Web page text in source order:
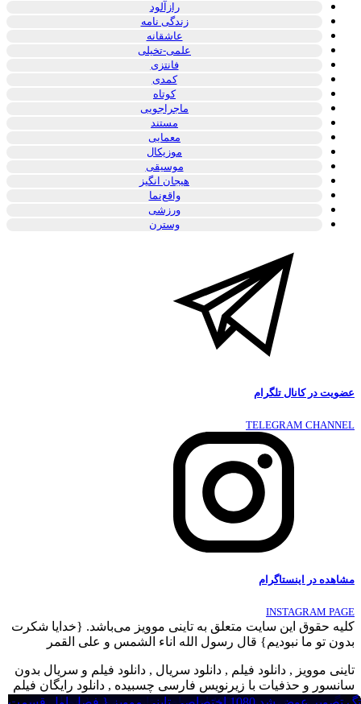
رازآلود
زندگی نامه
عاشقانه
علمی-تخیلی
فانتزی
کمدی
کوتاه
ماجراجویی
مستند
معمایی
موزیکال
موسیقی
هیجان انگیز
واقع‌نما
ورزشی
وسترن
عضویت در کانال تلگرام
TELEGRAM CHANNEL
مشاهده در اینستاگرام
INSTAGRAM PAGE
کلیه حقوق این سایت متعلق به تاینی موویز می‌باشد. {خدایا شکرت
بدون تو ما نبودیم} قال رسول الله اناء الشمس و علی القمر
تاینی موویز , دانلود فیلم , دانلود سریال , دانلود فیلم و سریال بدون
سانسور و حذفیات با زیرنویس فارسی چسبیده , دانلود رایگان فیلم
جدید , دانلود دوبله فارسی فیلم و سریال ,